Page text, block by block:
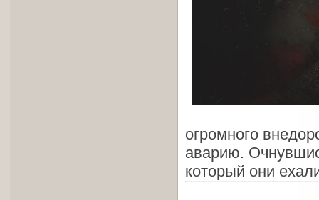
огромного
аварию.
который они